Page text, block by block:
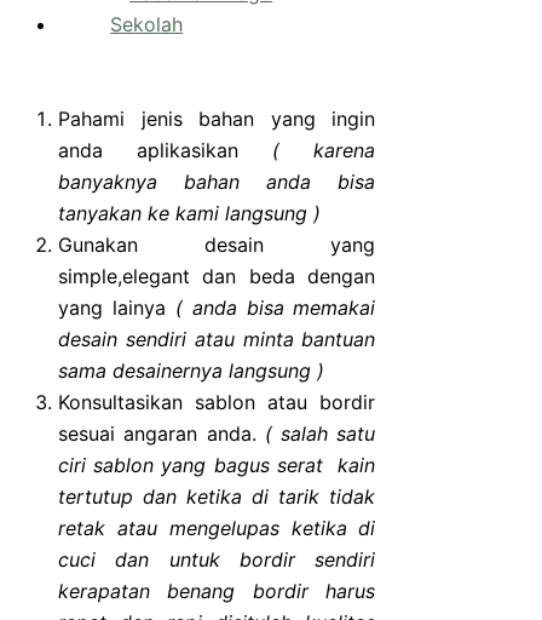
Pahami jenis bahan yang ingin
anda aplikasikan ( karena
banyaknya bahan anda bisa
tanyakan ke kami langsung )
Gunakan desain yang
simple,elegant dan beda dengan
yang lainya ( anda bisa memakai
desain sendiri atau minta bantuan
sama desainernya langsung )
Konsultasikan sablon atau bordir
sesuai angaran anda. ( salah satu
ciri sablon yang bagus serat kain
tertutup dan ketika di tarik tidak
retak atau mengelupas ketika di
cuci dan untuk bordir sendiri
kerapatan benang bordir harus